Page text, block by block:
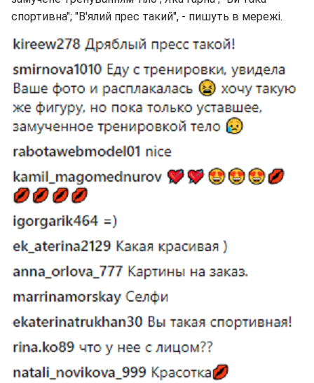
спортивна"; "В'ялий прес такий", - пишуть в мережі.